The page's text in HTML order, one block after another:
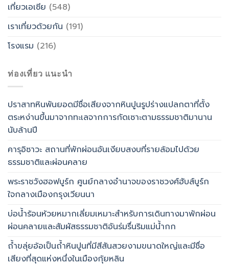
เที่ยวเอเซีย (548)
เราเที่ยวด้วยกัน (191)
โรงแรม (216)
ท่องเที่ยว แนะนำ
ปราสาทหินพันยอดมีชื่อเสียงจากหินปูนรูปร่างแปลกตาที่ตั้ง
ตระหง่านขึ้นมาจากทะเลจากการกัดเซาะตามธรรมชาติมานาน
นับล้านปี
คารุอิซาวะ สถานที่พักผ่อนอันเงียบสงบที่รายล้อมไปด้วย
ธรรมชาติและผ่อนคลาย
พระราชวังฮอฟบูร์ก ศูนย์กลางอำนาจของราชวงศ์ฮับส์บูร์ก
ใจกลางเมืองกรุงเวียนนา
บ่อน้ำร้อนห้วยหมากเลี่ยมเหมาะสำหรับการเดินทางมาพักผ่อน
ผ่อนคลายและสัมผัสธรรมชาติอันร่มรื่นริมแม่น้ำกก
ถ้ำขลุ่ยอ้อเป็นถ้ำหินปูนที่มีสีสันสวยงามขนาดใหญ่และมีชื่อ
เสียงที่สุดแห่งหนึ่งในเมืองกุ้ยหลิน